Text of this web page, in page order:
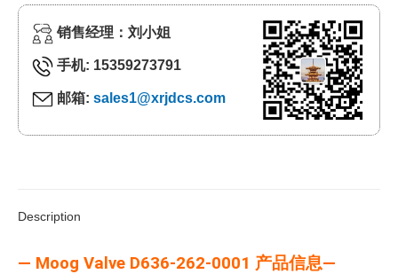
销售经理：刘小姐
手机: 15359273791
邮箱: sales1@xrjdcs.com
Description
— Moog Valve D636-262-0001 产品信息—